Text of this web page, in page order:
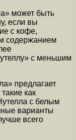
может быть
если вы
с кофе,
содержанием
с меньшим
предлагает
как
с белым
варианты
всего